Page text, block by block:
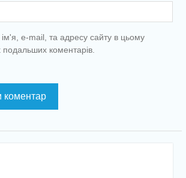
e-mail, та адресу сайту в цьому
подальших коментарів.